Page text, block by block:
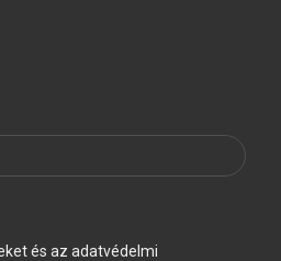
és az adatvédelmi